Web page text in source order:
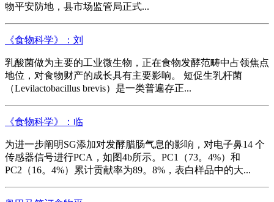
物平安防地，县市场监管局正式...
《食物科学》：刘
乳酸菌做为主要的工业微生物，正在食物发酵范畴中占领焦点
地位，对食物财产的成长具有主要影响。 短促生乳杆菌
（Levilactobacillus brevis）是一类普遍存正...
《食物科学》：临
为进一步阐明SG添加对发酵腊肠气息的影响，对电子鼻14 个
传感器信号进行PCA，如图4b所示。PC1（73。4%）和
PC2（16。4%）累计贡献率为89。8%，表白样品中的大...